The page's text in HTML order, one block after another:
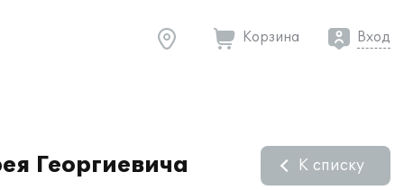
Корзина Вход
Георгиевича К списку